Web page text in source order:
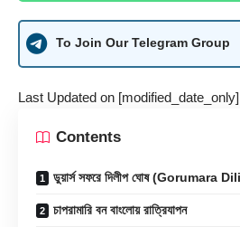
To Join Our Telegram Group
Last Updated on
Contents
ডুয়ার্স সফরে দিলীপ ঘোষ (Gorumara
চাপরামারি বন বাংলোয় রাত্রিযাপন